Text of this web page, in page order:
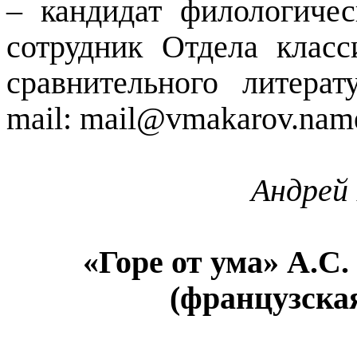
– кандидат
сотрудник Отдела
сравнительного
mail:
Андрей
«Горе от ума» А.С.